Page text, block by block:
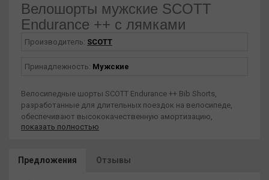
Велошорты мужские SCOTT
Endurance ++ с лямками
Производитель: SCOTT
Принадлежность: Мужские
Велосипедные шорты SCOTT Endurance ++ Bib Shorts,
разработанные для длительных поездок на велосипеде,
обеспечивают высококачественную амортизацию,
эргономичный крой и дышащие материалы для длительного
85% полиэстер, 15% эластан, вставка 2: 83% полиэстер
показать полностью
Предложения Отзывы